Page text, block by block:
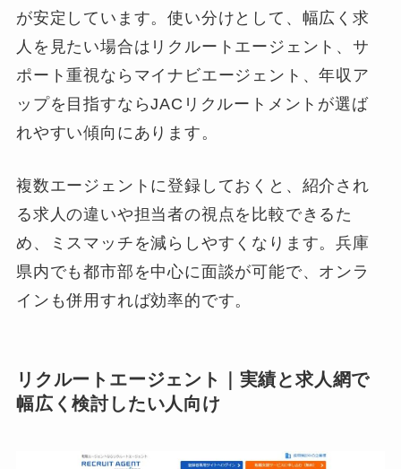
が安定しています。使い分けとして、幅広く求
人を見たい場合はリクルートエージェント、サ
ポート重視ならマイナビエージェント、年収ア
ップを目指すならJACリクルートメントが選ば
れやすい傾向にあります。
複数エージェントに登録しておくと、紹介され
る求人の違いや担当者の視点を比較できるた
め、ミスマッチを減らしやすくなります。兵庫
県内でも都市部を中心に面談が可能で、オンラ
インも併用すれば効率的です。
リクルートエージェント｜実績と求人網で
幅広く検討したい人向け